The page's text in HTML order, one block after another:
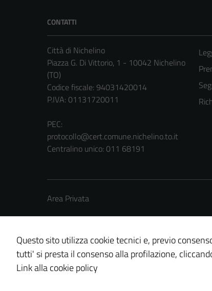
CONTATTI
Città di Nichelino
Piazza G. Di Vittorio, 1 - 10042 Nichelino
(TO)
Codice fiscale: 94031420014
P.IVA: 01131720011
PEC:
protocollo@cert.comune.nichelino.to.it
Centralino unico: 011 68191
Area Privata
Credits: © Technical Design s.r.l.
Questo sito utilizza cookie tecnici e, previo
tutti' si presta il consenso alla profilazione,
Link alla cookie policy